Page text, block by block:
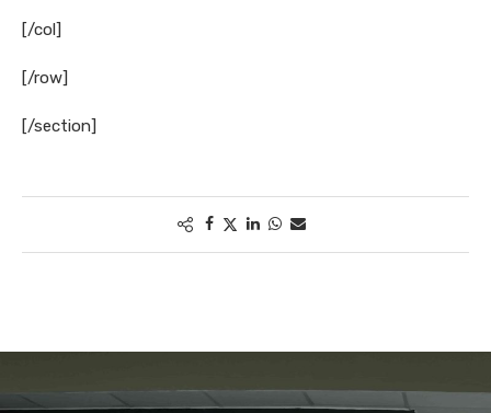
[/col]
[/row]
[/section]